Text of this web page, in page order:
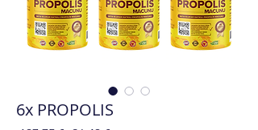
6x PROPOLIS